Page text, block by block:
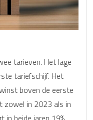
tarieven. Het lage
tariefschijf. Het
boven de eerste
zowel in 2023 als in